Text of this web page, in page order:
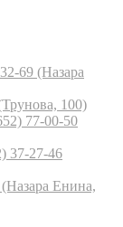
69 (Назара
100)
77-00-50
37-27-46
(Назара Енина,